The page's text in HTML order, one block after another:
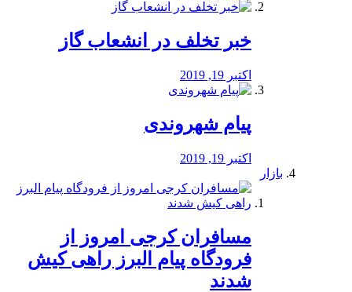
خبر تخلف در انشعاب گاز
اکتبر 19, 2019
پیام شهروندی
اکتبر 19, 2019
بازار
مسافران کرجی امروز از
فرودگاه پیام البرز راهی کیش
شدند